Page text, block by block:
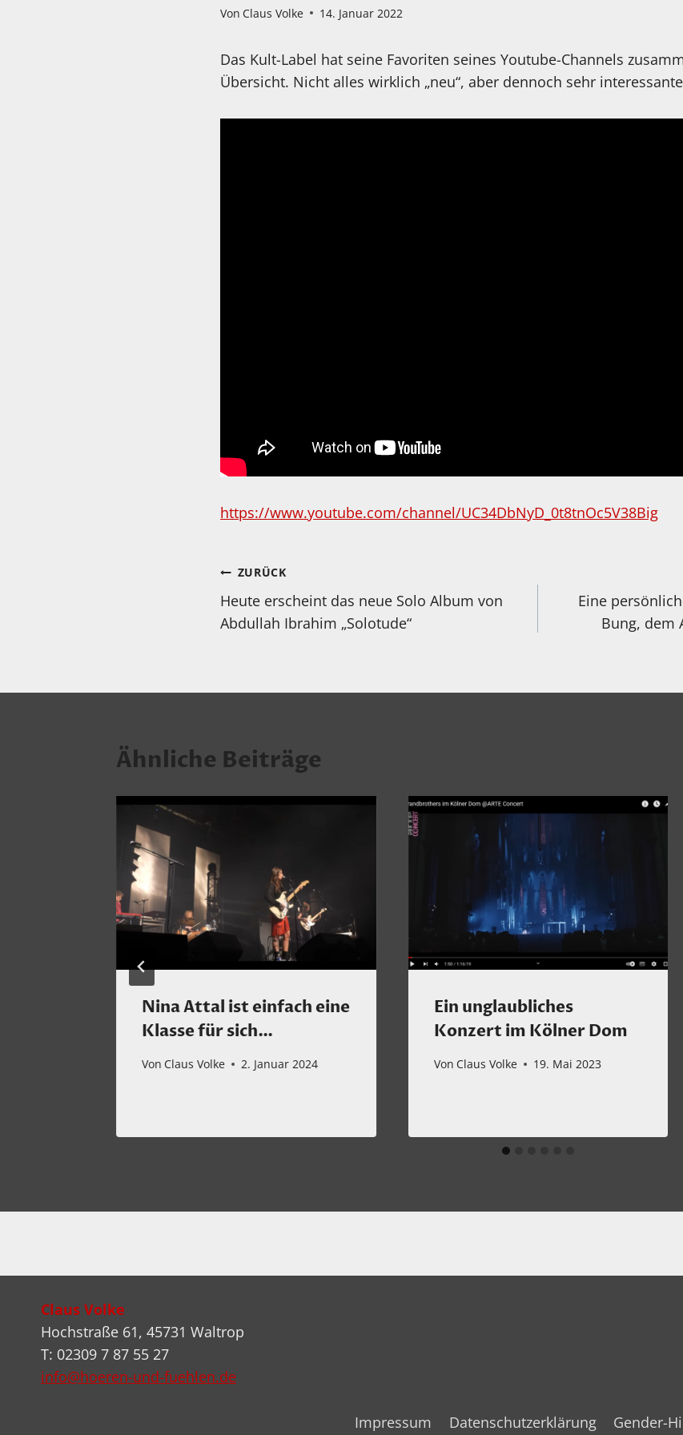
Von Claus Volke 14. Januar 2022
Das Kult-Label hat seine Favoriten seines Youtube-Channels
Übersicht. Nicht alles wirklich „neu“, aber dennoch sehr
https://www.youtube.com/channel/UC34DbNyD_0t8tnOc5V38Big
Beitragsnavigation
ZURÜCK
Heute erscheint das neue Solo Album von
Abdullah Ibrahim „Solotude“
Eine
Bung, dem
Ähnliche Beiträge
Nina Attal ist einfach eine
Klasse für sich…
Von Claus Volke 2. Januar 2024
Ein unglaubliches
Konzert im Kölner Dom
Von Claus Volke 19. Mai 2023
Claus Volke
Hochstraße 61, 45731 Waltrop
T: 02309 7 87 55 27
info@hoeren-und-fuehlen.de
Impressum Datenschutzerklärung Gender-